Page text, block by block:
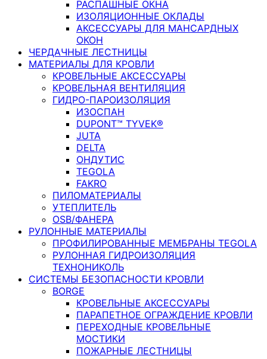
РАСПАШНЫЕ ОКНА
ИЗОЛЯЦИОННЫЕ ОКЛАДЫ
АКСЕССУАРЫ ДЛЯ МАНСАРДНЫХ
ОКОН
ЧЕРДАЧНЫЕ ЛЕСТНИЦЫ
МАТЕРИАЛЫ ДЛЯ КРОВЛИ
КРОВЕЛЬНЫЕ АКСЕССУАРЫ
КРОВЕЛЬНАЯ ВЕНТИЛЯЦИЯ
ГИДРО-ПАРОИЗОЛЯЦИЯ
ИЗОСПАН
DUPONT™ TYVEK®
JUTA
DELTA
ОНДУТИС
TEGOLA
FAKRO
ПИЛОМАТЕРИАЛЫ
УТЕПЛИТЕЛЬ
OSB/ФАНЕРА
РУЛОННЫЕ МАТЕРИАЛЫ
ПРОФИЛИРОВАННЫЕ МЕМБРАНЫ TEGOLA
РУЛОННАЯ ГИДРОИЗОЛЯЦИЯ
ТЕХНОНИКОЛЬ
СИСТЕМЫ БЕЗОПАСНОСТИ КРОВЛИ
BORGE
КРОВЕЛЬНЫЕ АКСЕССУАРЫ
ПАРАПЕТНОЕ ОГРАЖДЕНИЕ КРОВЛИ
ПЕРЕХОДНЫЕ КРОВЕЛЬНЫЕ
МОСТИКИ
ПОЖАРНЫЕ ЛЕСТНИЦЫ